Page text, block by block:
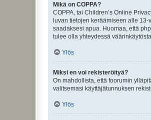
Mikä on COPPA?
COPPA, tai Children’s Online
luvan tietojen keräämiseen alle 13-
saadaksesi apua. Huomaa, että
tulee olla yhteydessä
Ylös
Miksi en voi rekisteröityä?
On mahdollista, että foorumin
valitsemasi käyttäjätunnuksen
Ylös